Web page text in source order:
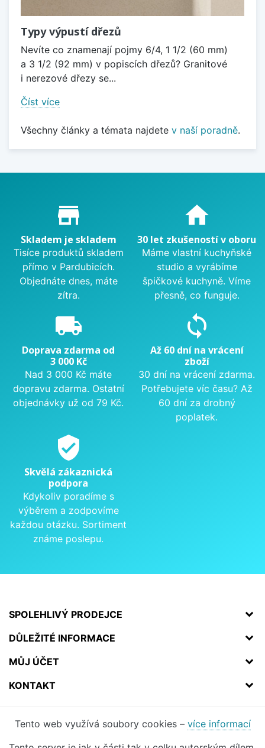
Typy výpustí dřezů
Nevíte co znamenají pojmy 6/4, 1 1/2 (60 mm)
a 3 1/2 (92 mm) v popiscích dřezů? Granitové
i nerezové dřezy se...
Číst více
Všechny články a témata najdete v naší poradně.
Proč nakupovat u nás?
store_mall_directory
Skladem je skladem
Tisíce produktů skladem
přímo v Pardubicích.
Objednáte dnes, máte
zítra.
home
30 let zkušeností v oboru
Máme vlastní kuchyňské
studio a vyrábíme
špičkové kuchyně. Víme
přesně, co funguje.
local_shipping
Doprava zdarma od
3 000 Kč
Nad 3 000 Kč máte
dopravu zdarma. Ostatní
objednávky už od 79 Kč.
sync
Až 60 dní na vrácení
zboží
30 dní na vrácení zdarma.
Potřebujete víc času? Až
60 dní za drobný
poplatek.
verified_user
Skvělá zákaznická
podpora
Kdykoliv poradíme s
výběrem a zodpovíme
každou otázku. Sortiment
známe poslepu.
SPOLEHLIVÝ PRODEJCE
DŮLEŽITÉ INFORMACE
MŮJ ÚČET
KONTAKT
Tento web využívá soubory cookies – více informací